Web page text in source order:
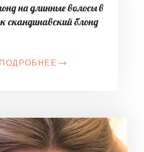
на длинные волосы в
скандинавский блонд
ПОДРОБНЕЕ